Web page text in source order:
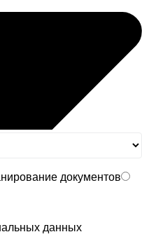
документов
данных